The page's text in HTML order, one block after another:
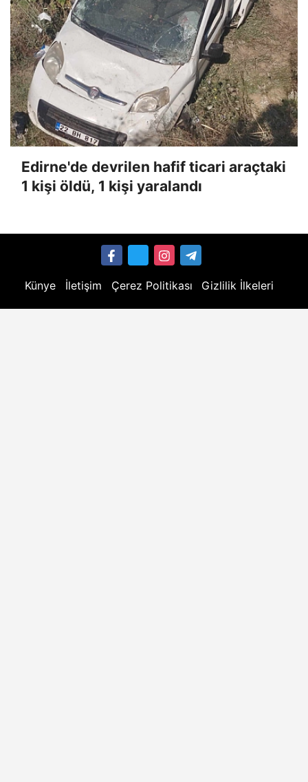
Edirne'de devrilen hafif ticari araçtaki
1 kişi öldü, 1 kişi yaralandı
Künye İletişim Çerez Politikası Gizlilik İlkeleri